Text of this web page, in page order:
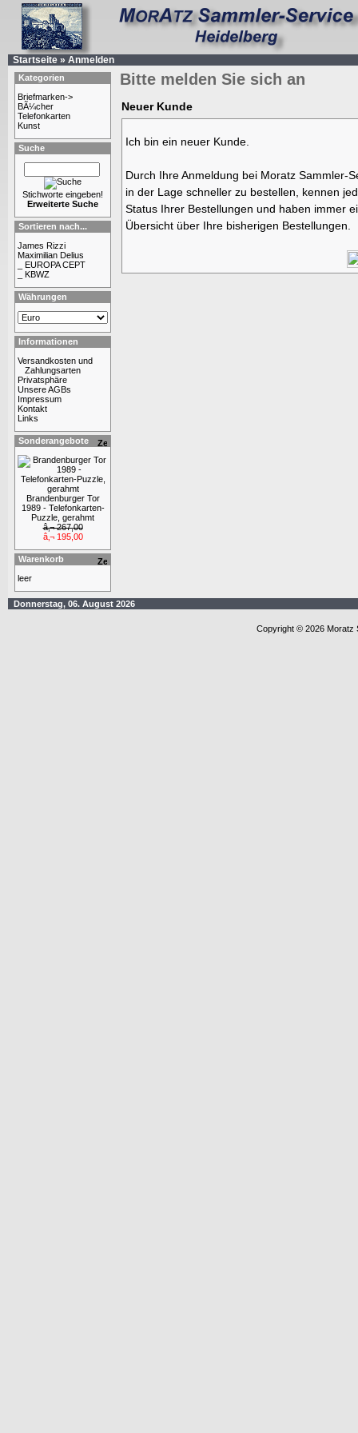
Startseite » Anmelden
Kategorien
Briefmarken->
BÃ¼cher
Telefonkarten
Kunst
Suche
Stichworte eingeben!
Erweiterte Suche
Sortieren nach...
James Rizzi
Maximilian Delius
_ EUROPA CEPT
_ KBWZ
Währungen
Informationen
Versandkosten und
Zahlungsarten
Privatsphäre
Unsere AGBs
Impressum
Kontakt
Links
Sonderangebote
Brandenburger Tor
1989 - Telefonkarten-
Puzzle, gerahmt
â‚¬ 267,00
â‚¬ 195,00
Warenkorb
leer
Bitte melden Sie sich an
Neuer Kunde
Ich bin ein neuer Kunde.
Durch Ihre Anmeldung bei Moratz Sammler-
in der Lage schneller zu bestellen, kennen
Status Ihrer Bestellungen und haben immer
Übersicht über Ihre bisherigen Bestellungen.
Donnerstag, 06. August 2026
Copyright © 2026 Moratz